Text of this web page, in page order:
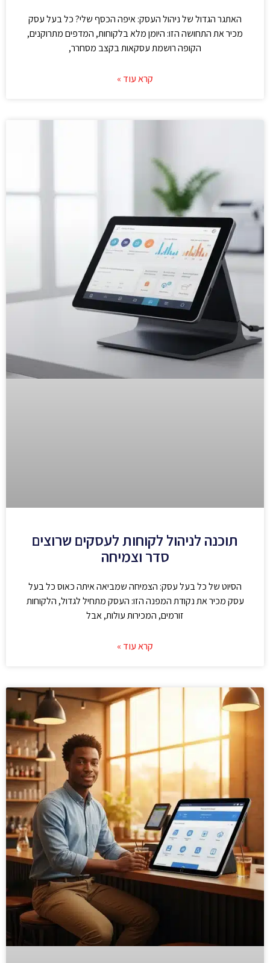
האתגר הגדול של ניהול העסק: איפה הכסף שלי? כל בעל עסק
מכיר את התחושה הזו: היומן מלא בלקוחות, המדפים מתרוקנים,
הקופה רושמת עסקאות בקצב מסחרר,
קרא עוד »
תוכנה לניהול לקוחות לעסקים שרוצים
סדר וצמיחה
הסיוט של כל בעל עסק: הצמיחה שמביאה איתה כאוס כל בעל
עסק מכיר את נקודת המפנה הזו: העסק מתחיל לגדול, הלקוחות
זורמים, המכירות עולות, אבל
קרא עוד »